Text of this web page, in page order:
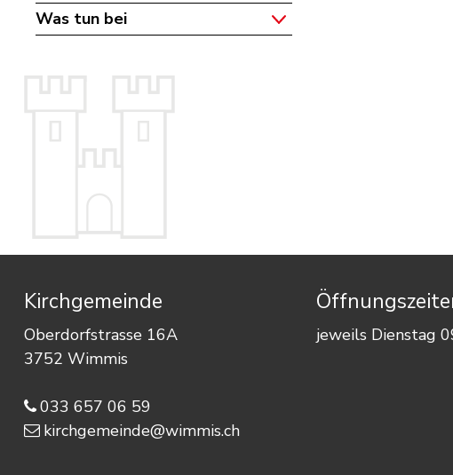
Was tun bei
Footer
Kirchgemeinde
Oberdorfstrasse 16A
3752 Wimmis
033 657 06 59
kirchgemeinde@wimmis.ch
jeweils Dienstag